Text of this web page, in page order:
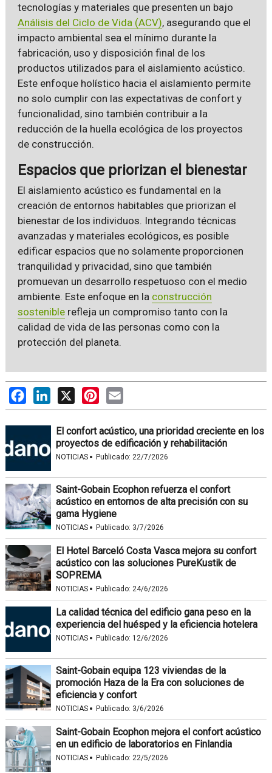
tecnologías y materiales que presenten un bajo
Análisis del Ciclo de Vida (ACV), asegurando que el
impacto ambiental sea el mínimo durante la
fabricación, uso y disposición final de los
productos utilizados para el aislamiento acústico.
Este enfoque holístico hacia el aislamiento permite
no solo cumplir con las expectativas de confort y
funcionalidad, sino también contribuir a la
reducción de la huella ecológica de los proyectos
de construcción.
Espacios que priorizan el bienestar
El aislamiento acústico es fundamental en la
creación de entornos habitables que priorizan el
bienestar de los individuos. Integrando técnicas
avanzadas y materiales ecológicos, es posible
edificar espacios que no solamente proporcionen
tranquilidad y privacidad, sino que también
promuevan un desarrollo respetuoso con el medio
ambiente. Este enfoque en la construcción
sosteniblerefleja un compromiso tanto con la
calidad de vida de las personas como con la
protección del planeta.
FacebookLinkedIn
X PinterestEmail
El confort acústico, una prioridad creciente en los
proyectos de edificación y rehabilitación
NOTICIAS · Publicado: 22/7/2026
Saint-Gobain Ecophon refuerza el confort
acústico en entornos de alta precisión con su
gama Hygiene
NOTICIAS · Publicado: 3/7/2026
El Hotel Barceló Costa Vasca mejora su confort
acústico con las soluciones PureKustik de
SOPREMA
NOTICIAS · Publicado: 24/6/2026
La calidad técnica del edificio gana peso en la
experiencia del huésped y la eficiencia hotelera
NOTICIAS · Publicado: 12/6/2026
Saint-Gobain equipa 123 viviendas de la
promoción Haza de la Era con soluciones de
eficiencia y confort
NOTICIAS · Publicado: 3/6/2026
Saint-Gobain Ecophon mejora el confort acústico
en un edificio de laboratorios en Finlandia
NOTICIAS · Publicado: 22/5/2026